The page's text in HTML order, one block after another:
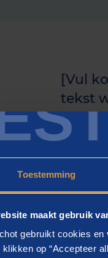
Toestemming
maakt gebruik
gebruikt cookies
klikken op “Accepteer
[Vul
tekst
het
zetten.]
[H2
eiusmod